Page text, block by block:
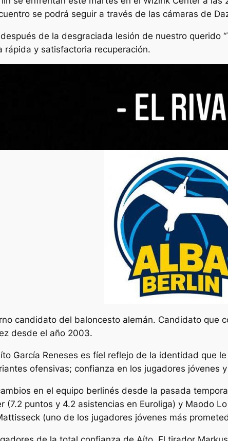
se podrá seguir a través de las cámaras de
de la desgraciada lesión de nuestro querido
rápida y satisfactoria recuperación.
candidato del baloncesto alemán. Candidato que
desde el año 2003.
García Reneses es fíel reflejo de la identidad que
ofensivas; confianza en los jugadores jóvenes
en el equipo berlinés desde la pasada
(7.2 puntos y 4.2 asistencias en Euroliga) y Maodo
(uno de los jugadores jóvenes más